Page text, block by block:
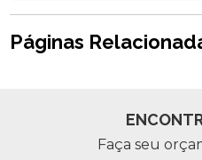
Páginas
Faça seu